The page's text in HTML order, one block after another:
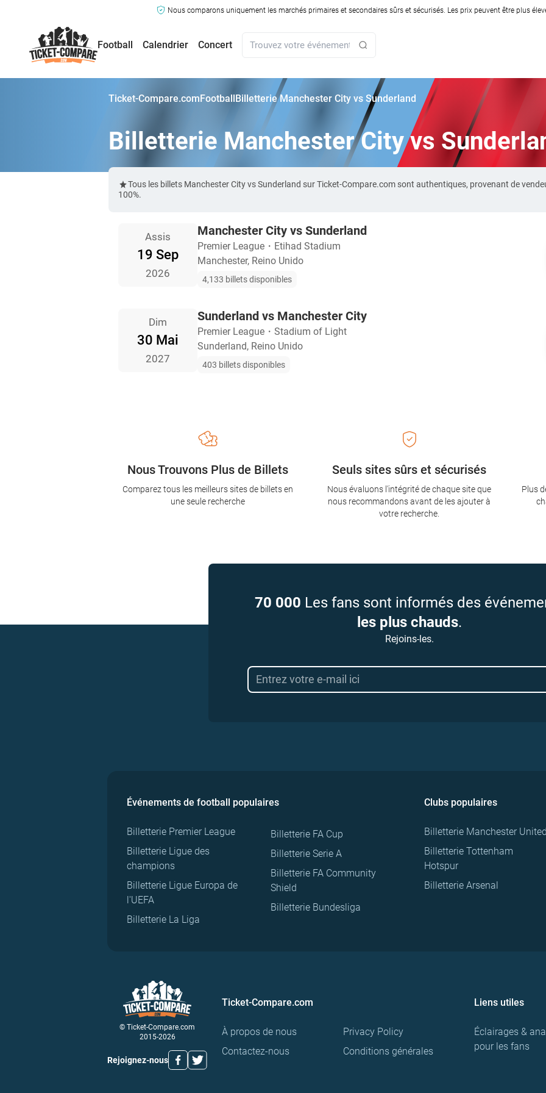
Nous comparons uniquement les marchés primaires et secondaires sûrs et sécurisés. Les prix peuvent être plus
Football Calendrier Concert
Ticket-Compare.comFootballBilletterie Manchester City vs Sunderland
Billetterie Manchester City vs
Tous les billets Manchester City vs Sunderland sur Ticket-Compare.com sont authentiques, provenant de
100%.
Assis
19 Sep
2026
Manchester City vs Sunderland
Premier League ・ Etihad Stadium
Manchester, Reino Unido
4,133 billets disponibles
Dim
30 Mai
2027
Sunderland vs Manchester City
Premier League ・ Stadium of Light
Sunderland, Reino Unido
403 billets disponibles
Seuls sites sûrs et sécurisés
Nous évaluons l'intégrité de chaque site que
nous recommandons avant de les ajouter à
votre recherche.
Nous Trouvons Plus de Billets
Comparez tous les meilleurs sites de billets en
une seule recherche
Plus
70 000 Les fans sont informés des
les plus chauds.
Rejoins-les.
Événements de football populaires
Billetterie Premier League
Billetterie Ligue des
champions
Billetterie Ligue Europa de
l'UEFA
Billetterie La Liga
Billetterie FA Cup
Billetterie Serie A
Billetterie FA Community
Shield
Billetterie Bundesliga
Clubs populaires
Billetterie Manchester
Billetterie Tottenham
Hotspur
Billetterie Arsenal
© Ticket-Compare.com
2015-2026
Rejoignez-nous
Ticket-Compare.com
À propos de nous
Contactez-nous
Privacy Policy
Conditions générales
Liens utiles
Éclairages &
pour les fans